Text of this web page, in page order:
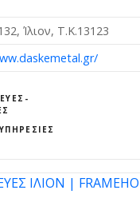
Ίλιον, Τ.Κ.13123